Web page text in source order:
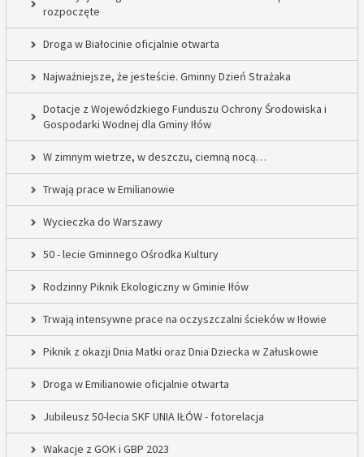
rozpoczęte
Droga w Białocinie oficjalnie otwarta
Najważniejsze, że jesteście. Gminny Dzień Strażaka
Dotacje z Wojewódzkiego Funduszu Ochrony Środowiska i
Gospodarki Wodnej dla Gminy Iłów
W zimnym wietrze, w deszczu, ciemną nocą…
Trwają prace w Emilianowie
Wycieczka do Warszawy
50 - lecie Gminnego Ośrodka Kultury
Rodzinny Piknik Ekologiczny w Gminie Iłów
Trwają intensywne prace na oczyszczalni ścieków w Iłowie
Piknik z okazji Dnia Matki oraz Dnia Dziecka w Załuskowie
Droga w Emilianowie oficjalnie otwarta
Jubileusz 50-lecia SKF UNIA IŁÓW - fotorelacja
Wakacje z GOK i GBP 2023